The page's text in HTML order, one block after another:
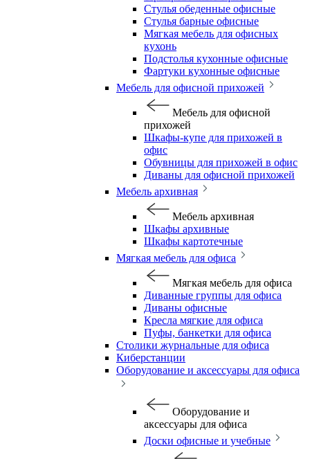
Стулья обеденные офисные
Стулья барные офисные
Мягкая мебель для офисных
кухонь
Подстолья кухонные офисные
Фартуки кухонные офисные
Мебель для офисной прихожей
Мебель для офисной
прихожей
Шкафы-купе для прихожей в
офис
Обувницы для прихожей в офис
Диваны для офисной прихожей
Мебель архивная
Мебель архивная
Шкафы архивные
Шкафы картотечные
Мягкая мебель для офиса
Мягкая мебель для офиса
Диванные группы для офиса
Диваны офисные
Кресла мягкие для офиса
Пуфы, банкетки для офиса
Столики журнальные для офиса
Киберстанции
Оборудование и аксессуары для офиса
Оборудование и
аксессуары для офиса
Доски офисные и учебные